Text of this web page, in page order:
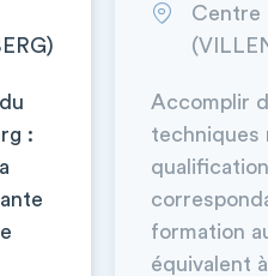
:
Centre
Accomplir
techniques
formation
équivalent